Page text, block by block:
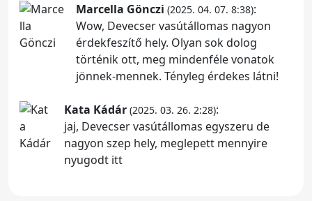
Marcella Gönczi (2025. 04. 07. 8:38):
Wow, Devecser vasútállomas nagyon
érdekfeszítő hely. Olyan sok dolog
történik ott, meg mindenféle vonatok
jönnek-mennek. Tényleg érdekes látni!
Kata Kádár (2025. 03. 26. 2:28):
jaj, Devecser vasútállomas egyszeru de
nagyon szep hely, meglepett mennyire
nyugodt itt